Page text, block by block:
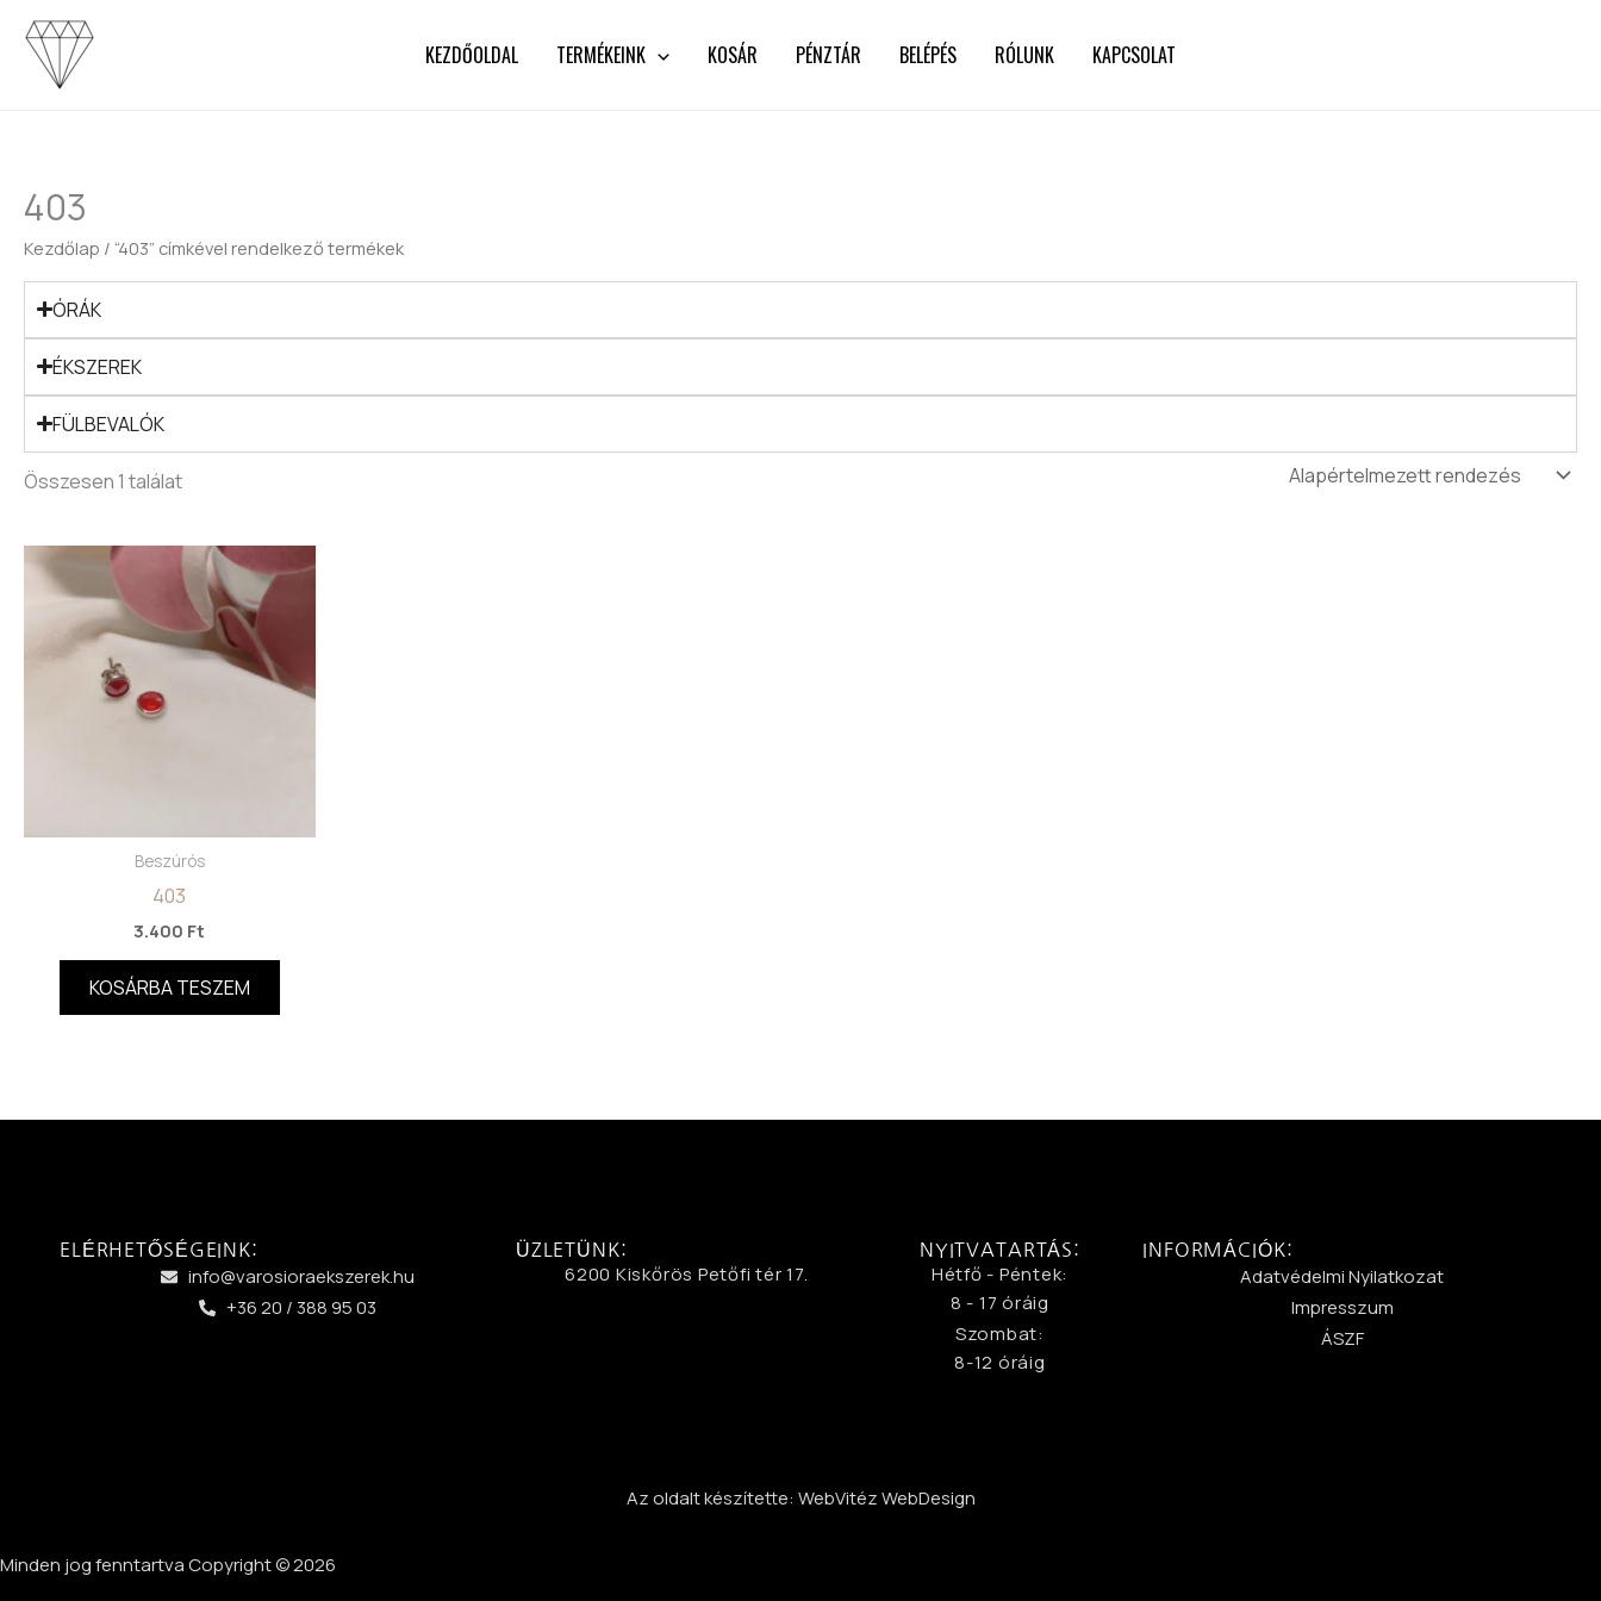
Skip
content
KEZDŐOLDAL TERMÉKEINK KOSÁR PÉNZTÁR BELÉPÉS RÓLUNK KAPCSOLAT
403
Kezdőlap / “403” címkével rendelkező termékek
ÓRÁK
ÉKSZEREK
FÜLBEVALÓK
Összesen 1 találat
Beszúrós
403
3.400 Ft
KOSÁRBA TESZEM
ELÉRHETŐSÉGEINK:
info@varosioraekszerek.hu
+36 20 / 388 95 03
ÜZLETÜNK:
6200 Kiskőrös Petőfi tér 17.
NYITVATARTÁS:
Hétfő - Péntek:
8 - 17 óráig
Szombat:
8-12 óráig
INFORMÁCIÓK:
Adatvédelmi Nyilatkozat
Impresszum
ÁSZF
Az oldalt készítette: WebVitéz WebDesign
Minden jog fenntartva Copyright © 2026